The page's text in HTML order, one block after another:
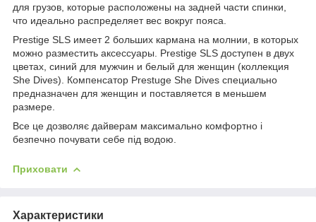
для грузов, которые расположены на задней части спинки,
что идеально распределяет вес вокруг пояса.
Prestige SLS имеет 2 больших кармана на молнии, в которых
можно разместить аксессуары. Prestige SLS доступен в двух
цветах, синий для мужчин и белый для женщин (коллекция
She Dives). Компенсатор Prestuge She Dives специально
предназначен для женщин и поставляется в меньшем
размере.
Все це дозволяє дайверам максимально комфортно і
безпечно почувати себе під водою.
Приховати
Характеристики